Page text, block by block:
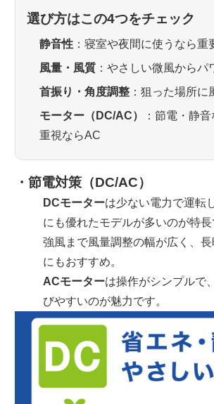
選び方はこの4つをチェック
静音性 ：寝室や夜間に使うなら重
風量・風質 ：やさしい微風から
首振り・角度調整 ：狙った場所
モーター（DC/AC）
：節電・静
重視ならAC
・節電対策（DC/AC）
DCモーターは少ない電力で運転
にも優れたモデルが多いのが特
強風まで風量調整の幅が広く、
にもおすすめ。
ACモーターは操作がシンプルで
びやすいのが魅力です。